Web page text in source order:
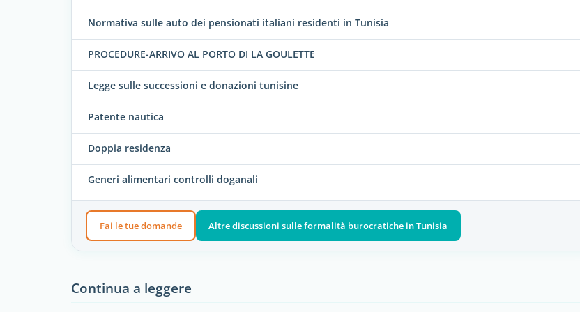
Normativa sulle auto dei pensionati italiani residenti in Tunisia
PROCEDURE-ARRIVO AL PORTO DI LA GOULETTE
Legge sulle successioni e donazioni tunisine
Patente nautica
Doppia residenza
Generi alimentari controlli doganali
Fai le tue domande Altre discussioni sulle formalità burocratiche in Tunisia
Continua a leggere